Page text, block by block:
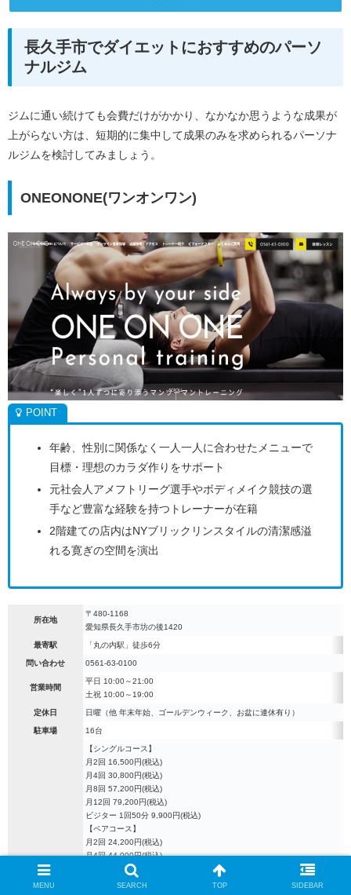
長久手市でダイエットにおすすめのパーソ
ナルジム
ジムに通い続けても会費だけがかかり、なかなか思うような成果が
上がらない方は、短期的に集中して成果のみを求められるパーソナ
ルジムを検討してみましょう。
ONEONONE(ワンオンワン)
年齢、性別に関係なく一人一人に合わせたメニューで
目標・理想のカラダ作りをサポート
元社会人アメフトリーグ選手やボディメイク競技の選
手など豊富な経験を持つトレーナーが在籍
2階建ての店内はNYブリックリンスタイルの清潔感溢
れる寛ぎの空間を演出
所在地
〒480-1168
愛知県長久手市坊の後1420
最寄駅 「丸の内駅」徒歩6分
問い合わせ 0561-63-0100
営業時間
平日 10:00～21:00
土祝 10:00～19:00
定休日 日曜（他 年末年始、ゴールデンウィーク、お盆に連休有り）
駐車場 16台
【シングルコース】
月2回 16,500円(税込)
月4回 30,800円(税込)
月8回 57,200円(税込)
月12回 79,200円(税込)
ビジター 1回50分 9,900円(税込)
【ペアコース】
月2回 24,200円(税込)
月4回 44,000円(税込)
月8回 79,200円(税込)
月12回 105,600円(税込)
MENU SEARCH TOP SIDEBAR